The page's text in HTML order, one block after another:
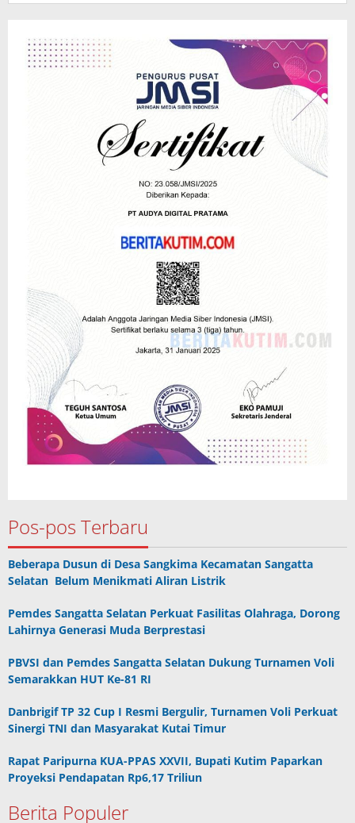
Pos-pos Terbaru
Beberapa Dusun di Desa Sangkima Kecamatan Sangatta
Selatan Belum Menikmati Aliran Listrik
Pemdes Sangatta Selatan Perkuat Fasilitas Olahraga, Dorong
Lahirnya Generasi Muda Berprestasi
PBVSI dan Pemdes Sangatta Selatan Dukung Turnamen Voli
Semarakkan HUT Ke-81 RI
Danbrigif TP 32 Cup I Resmi Bergulir, Turnamen Voli Perkuat
Sinergi TNI dan Masyarakat Kutai Timur
Rapat Paripurna KUA-PPAS XXVII, Bupati Kutim Paparkan
Proyeksi Pendapatan Rp6,17 Triliun
Berita Populer